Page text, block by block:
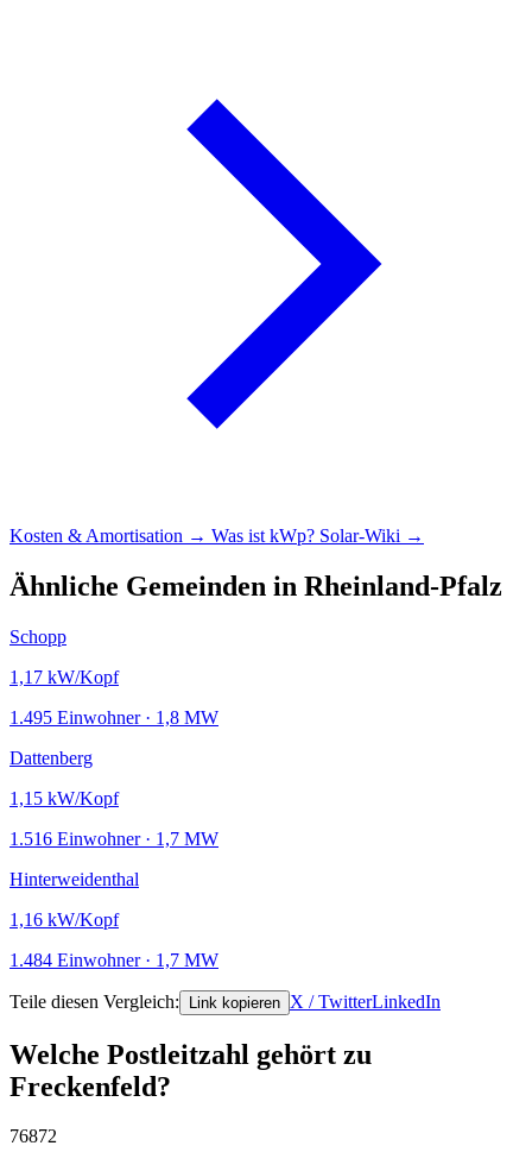
Kosten & Amortisation → Was ist kWp? Solar-Wiki →
Ähnliche Gemeinden in Rheinland-Pfalz
Schopp
1,17 kW/Kopf
1.495 Einwohner · 1,8 MW
Dattenberg
1,15 kW/Kopf
1.516 Einwohner · 1,7 MW
Hinterweidenthal
1,16 kW/Kopf
1.484 Einwohner · 1,7 MW
Teile diesen Vergleich: Link kopieren X / TwitterLinkedIn
Welche Postleitzahl gehört zu
Freckenfeld?
76872